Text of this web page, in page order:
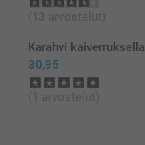
(13 arvostelut)
Karahvi kaiverruksella
30,95
(1 arvostelut)